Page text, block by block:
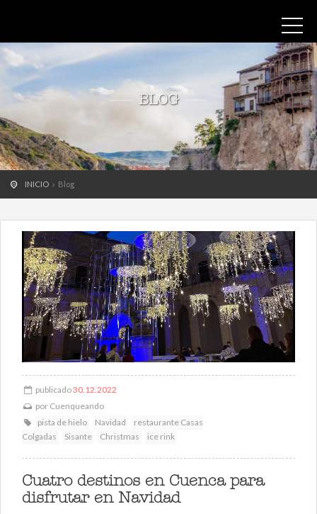
BLOG
INICIO Blog
publicado30.12.2022
por Cuenqueando
pista de hielo
Navidad
restaurante Casas
Colgadas
Sisante Christmas ice rink
Cuatro destinos en Cuenca para
disfrutar en Navidad